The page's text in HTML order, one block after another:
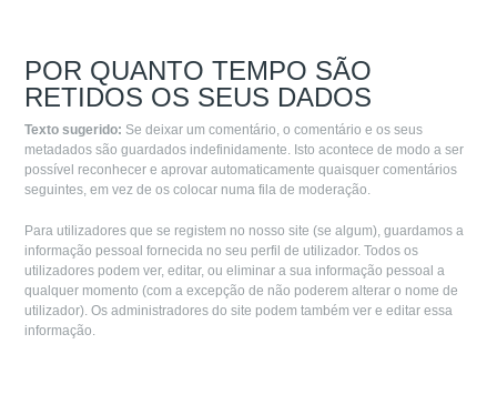
POR QUANTO TEMPO SÃO
RETIDOS OS SEUS DADOS
Texto sugerido: Se deixar um comentário, o comentário e os seus
metadados são guardados indefinidamente. Isto acontece de modo a ser
possível reconhecer e aprovar automaticamente quaisquer comentários
seguintes, em vez de os colocar numa fila de moderação.
Para utilizadores que se registem no nosso site (se algum), guardamos a
informação pessoal fornecida no seu perfil de utilizador. Todos os
utilizadores podem ver, editar, ou eliminar a sua informação pessoal a
qualquer momento (com a excepção de não poderem alterar o nome de
utilizador). Os administradores do site podem também ver e editar essa
informação.